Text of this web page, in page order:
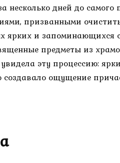
несколько дней до самого
призванными
и запоминающихся
предметы из
эту процессию:
ощущение